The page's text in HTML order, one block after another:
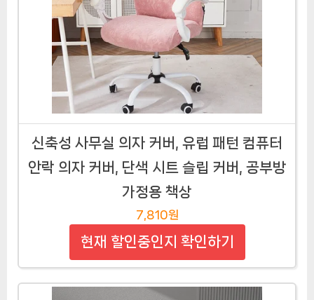
신축성 사무실 의자 커버, 유럽 패턴 컴퓨터
안락 의자 커버, 단색 시트 슬립 커버, 공부방
가정용 책상
7,810원
현재 할인중인지 확인하기